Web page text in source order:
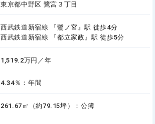
東京都中野区 鷺宮３丁目
西武鉄道新宿線 『鷺ノ宮』駅 徒歩4分
西武鉄道新宿線 『都立家政』駅 徒歩5分
1,519.2万円／年
4.34％：年間
261.67㎡（約79.15坪）：公簿